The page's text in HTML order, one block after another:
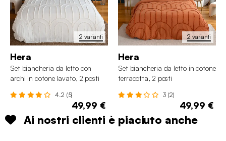
2 varianti
Hera
Set biancheria da letto con
archi in cotone lavato, 2 posti
4.2 (5)
49,99 €
2 varianti
Hera
Set biancheria da letto in cotone
terracotta, 2 posti
3 (2)
49,99 €
Ai nostri clienti è piaciuto anche